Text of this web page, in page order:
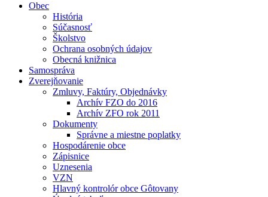
Obec
História
Súčasnosť
Školstvo
Ochrana osobných údajov
Obecná knižnica
Samospráva
Zverejňovanie
Zmluvy, Faktúry, Objednávky
Archív FZO do 2016
Archív ZFO rok 2011
Dokumenty
Správne a miestne poplatky
Hospodárenie obce
Zápisnice
Uznesenia
VZN
Hlavný kontrolór obce Gôtovany